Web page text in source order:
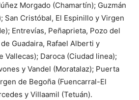
Morgado (Chamartín); Guzmán
San Cristóbal, El Espinillo y Virgen
Entrevías, Peñaprieta, Pozo del
Guadaira, Rafael Alberti y
Vallecas); Daroca (Ciudad linea);
y Vandel (Moratalaz); Puerta
de Begoña (Fuencarral-El
y Villaamil (Tetuán).